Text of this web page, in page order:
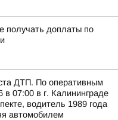
получать доплаты по
ДТП. По оперативным
07:00 в г. Калининграде
водитель 1989 года
автомобилем